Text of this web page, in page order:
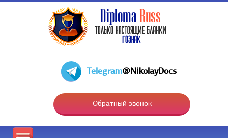
Telegram@NikolayDocs
Обратный звонок